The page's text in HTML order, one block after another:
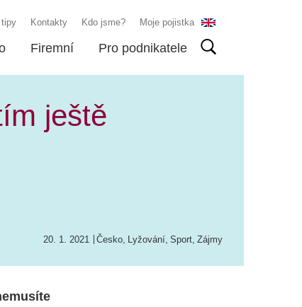
tipy Kontakty Kdo jsme? Moje pojistka
Firemní Pro podnikatele
ještě
20. 1. 2021 Česko, Lyžování, Sport, Zájmy